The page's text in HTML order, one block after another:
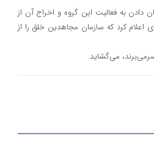
دادن به فعالیت این گروه و اخراج آن از
اعلام کرد که سازمان مجاهدین خلق را از
می‌گشاید.